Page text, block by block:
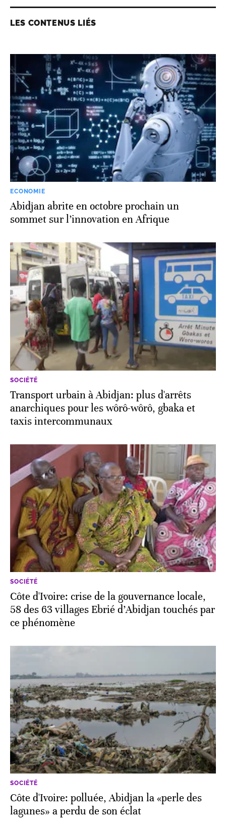
LES CONTENUS LIÉS
ECONOMIE
Abidjan abrite en octobre prochain un
sommet sur l’innovation en Afrique
SOCIÉTÉ
Transport urbain à Abidjan: plus d'arrêts
anarchiques pour les wôrô-wôrô, gbaka et
taxis intercommunaux
SOCIÉTÉ
Côte d'Ivoire: crise de la gouvernance locale,
58 des 63 villages Ebrié d’Abidjan touchés par
ce phénomène
SOCIÉTÉ
Côte d'Ivoire: polluée, Abidjan la «perle des
lagunes» a perdu de son éclat